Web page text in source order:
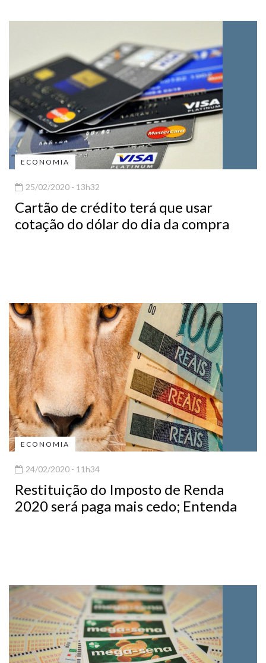
ECONOMIA
25/02/2020 - 13h32
Cartão de crédito terá que usar
cotação do dólar do dia da compra
ECONOMIA
24/02/2020 - 11h34
Restituição do Imposto de Renda
2020 será paga mais cedo; Entenda